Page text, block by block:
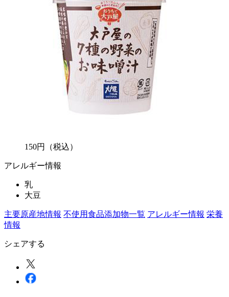
150円 （税込）
アレルギー情報
乳
大豆
主要原産地情報 不使用食品添加物一覧 アレルギー情報 栄養
情報
シェアする